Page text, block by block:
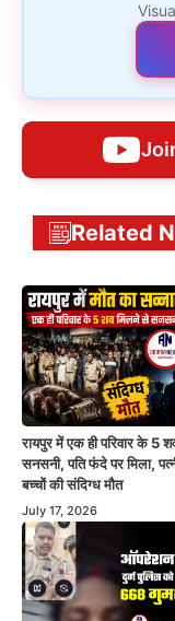
Related
रायपुर में एक ही परिवार के 5
सनसनी, पति फंदे पर मिला,
बच्चों की संदिग्ध मौत
July 17, 2026